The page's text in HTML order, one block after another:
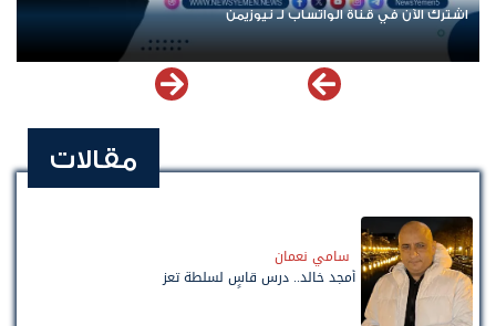
اشترك الآن في قناة الواتساب لـ نيوزيمن
مقالات
سامي نعمان
أمجد خالد.. درس قاسٍ لسلطة تعز